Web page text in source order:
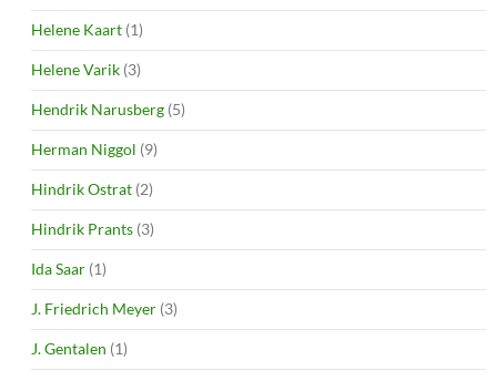
Helene Kaart (1)
Helene Varik (3)
Hendrik Narusberg (5)
Herman Niggol (9)
Hindrik Ostrat (2)
Hindrik Prants (3)
Ida Saar (1)
J. Friedrich Meyer (3)
J. Gentalen (1)